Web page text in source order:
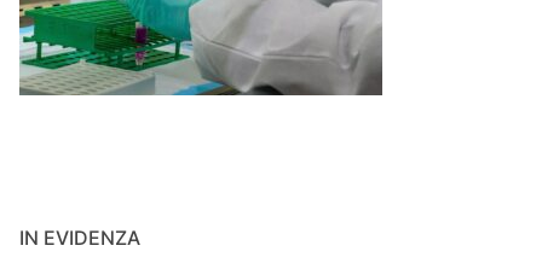
IN EVIDENZA